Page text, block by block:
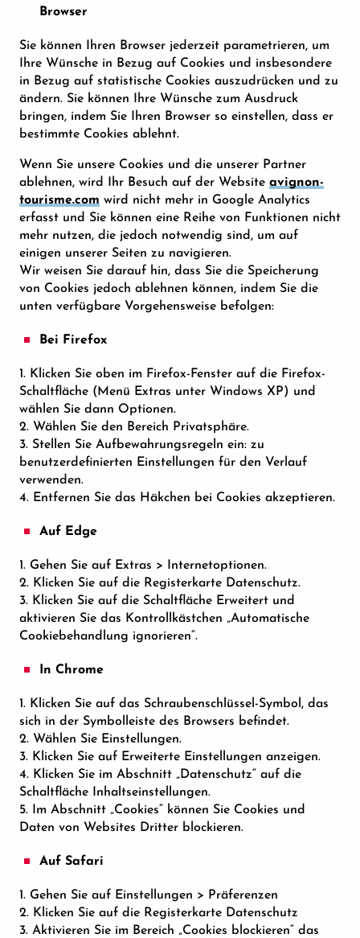
Browser
Sie können Ihren Browser jederzeit parametrieren, um
Ihre Wünsche in Bezug auf Cookies und insbesondere
in Bezug auf statistische Cookies auszudrücken und zu
ändern. Sie können Ihre Wünsche zum Ausdruck
bringen, indem Sie Ihren Browser so einstellen, dass er
bestimmte Cookies ablehnt.
Wenn Sie unsere Cookies und die unserer Partner
ablehnen, wird Ihr Besuch auf der Website avignon-
tourisme.com wird nicht mehr in Google Analytics
erfasst und Sie können eine Reihe von Funktionen nicht
mehr nutzen, die jedoch notwendig sind, um auf
einigen unserer Seiten zu navigieren.
Wir weisen Sie darauf hin, dass Sie die Speicherung
von Cookies jedoch ablehnen können, indem Sie die
unten verfügbare Vorgehensweise befolgen:
Bei Firefox
1. Klicken Sie oben im Firefox-Fenster auf die Firefox-
Schaltfläche (Menü Extras unter Windows XP) und
wählen Sie dann Optionen.
2. Wählen Sie den Bereich Privatsphäre.
3. Stellen Sie Aufbewahrungsregeln ein: zu
benutzerdefinierten Einstellungen für den Verlauf
verwenden.
4. Entfernen Sie das Häkchen bei Cookies akzeptieren.
Auf Edge
1. Gehen Sie auf Extras > Internetoptionen.
2. Klicken Sie auf die Registerkarte Datenschutz.
3. Klicken Sie auf die Schaltfläche Erweitert und
aktivieren Sie das Kontrollkästchen „Automatische
Cookiebehandlung ignorieren“.
In Chrome
1. Klicken Sie auf das Schraubenschlüssel-Symbol, das
sich in der Symbolleiste des Browsers befindet.
2. Wählen Sie Einstellungen.
3. Klicken Sie auf Erweiterte Einstellungen anzeigen.
4. Klicken Sie im Abschnitt „Datenschutz“ auf die
Schaltfläche Inhaltseinstellungen.
5. Im Abschnitt „Cookies“ können Sie Cookies und
Daten von Websites Dritter blockieren.
Auf Safari
1. Gehen Sie auf Einstellungen > Präferenzen
2. Klicken Sie auf die Registerkarte Datenschutz
3. Aktivieren Sie im Bereich „Cookies blockieren“ das